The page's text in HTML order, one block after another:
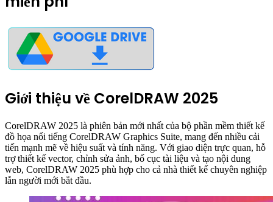
Giới thiệu về CorelDRAW 2025
CorelDRAW 2025 là phiên bản mới nhất của bộ phần mềm thiết kế
đồ họa nổi tiếng CorelDRAW Graphics Suite, mang đến nhiều cải
tiến mạnh mẽ về hiệu suất và tính năng. Với giao diện trực quan, hỗ
trợ thiết kế vector, chỉnh sửa ảnh, bố cục tài liệu và tạo nội dung
web, CorelDRAW 2025 phù hợp cho cả nhà thiết kế chuyên nghiệp
lẫn người mới bắt đầu.